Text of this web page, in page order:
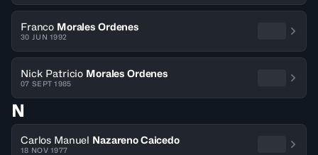
Franco Morales Ordenes
30 JUN 1992
Nick Patricio Morales Ordenes
07 SEPT 1985
N
Carlos Manuel Nazareno Caicedo
18 NOV 1977